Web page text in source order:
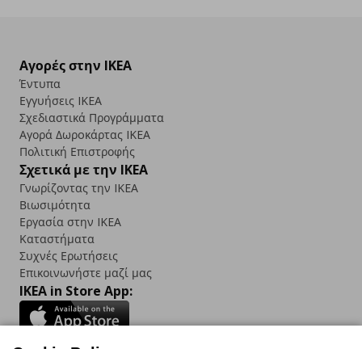
Αγορές στην IKEA
Έντυπα
Εγγυήσεις IKEA
Σχεδιαστικά Προγράμματα
Αγορά Δωρoκάρτας IKEA
Πολιτική Επιστροφής
Σχετικά με την IKEA
Γνωρίζοντας την IKEA
Βιωσιμότητα
Εργασία στην IKEA
Καταστήματα
Συχνές Ερωτήσεις
Επικοινωνήστε μαζί μας
IKEA in Store App: